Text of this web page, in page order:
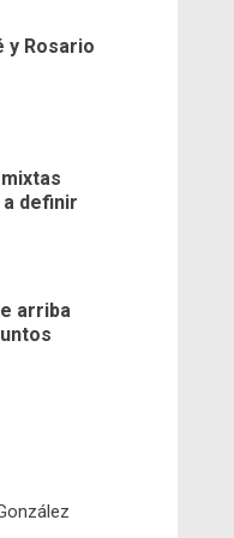
y Rosario
definir
arriba